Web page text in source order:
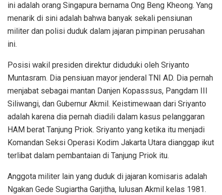
ini adalah orang Singapura bernama Ong Beng Kheong. Yang
menarik di sini adalah bahwa banyak sekali pensiunan
militer dan polisi duduk dalam jajaran pimpinan perusahan
ini.
Posisi wakil presiden direktur diduduki oleh Sriyanto
Muntasram. Dia pensiuan mayor jenderal TNI AD. Dia pernah
menjabat sebagai mantan Danjen Kopasssus, Pangdam III
Siliwangi, dan Gubernur Akmil. Keistimewaan dari Sriyanto
adalah karena dia pernah diadili dalam kasus pelanggaran
HAM berat Tanjung Priok. Sriyanto yang ketika itu menjadi
Komandan Seksi Operasi Kodim Jakarta Utara dianggap ikut
terlibat dalam pembantaian di Tanjung Priok itu.
Anggota militer lain yang duduk di jajaran komisaris adalah
Ngakan Gede Sugiartha Garjitha, lulusan Akmil kelas 1981.